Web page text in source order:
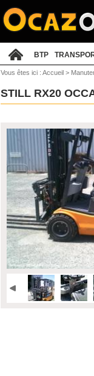
BTP
Vous êtes ici : Accueil >
STILL RX20